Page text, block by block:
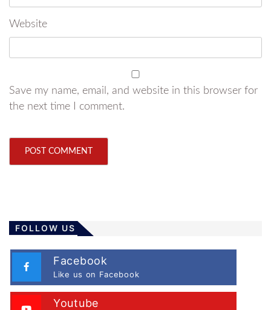
Website
Save my name, email, and website in this browser for
the next time I comment.
FOLLOW US
Facebook
Like us on Facebook
Youtube